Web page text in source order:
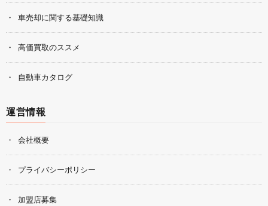
車売却に関する基礎知識
高価買取のススメ
自動車カタログ
運営情報
会社概要
プライバシーポリシー
加盟店募集